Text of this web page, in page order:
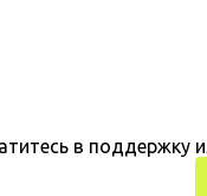
в поддержку